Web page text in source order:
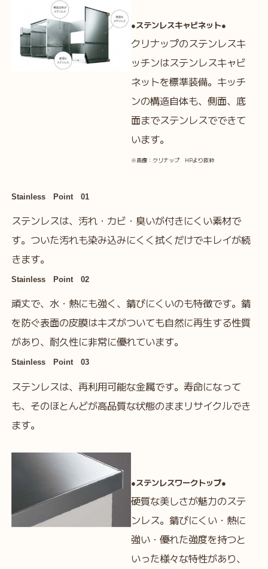
●ステンレスキャビネット●
クリナップのステンレスキ
ッチンはステンレスキャビ
ネットを標準装備。キッチ
ンの構造自体も、側面、底
面までステンレスでできて
います。
※画像：クリナップ HPより抜粋
Stainless Point 01
ステンレスは、汚れ・カビ・臭いが付きにくい素材で
す。ついた汚れも染み込みにくく拭くだけでキレイが続
きます。
Stainless Point 02
頑丈で、水・熱にも強く、錆びにくいのも特徴です。錆
を防ぐ表面の皮膜はキズがついても自然に再生する性質
があり、耐久性に非常に優れています。
Stainless Point 03
ステンレスは、再利用可能な金属です。寿命になって
も、そのほとんどが高品質な状態のままリサイクルでき
ます。
●ステンレスワークトップ●
硬質な美しさが魅力のステ
ンレス。錆びにくい・熱に
強い・優れた強度を持つと
いった様々な特性があり、